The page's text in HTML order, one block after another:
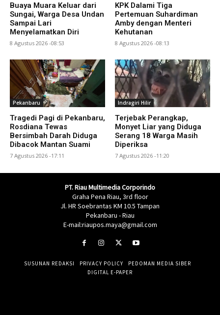
Buaya Muara Keluar dari
Sungai, Warga Desa Undan
Sampai Lari
Menyelamatkan Diri
8 Agustus 2026 -08:53
KPK Dalami Tiga
Pertemuan Suhardiman
Amby dengan Menteri
Kehutanan
8 Agustus 2026 -08:13
Pekanbaru
Tragedi Pagi di Pekanbaru,
Rosdiana Tewas
Bersimbah Darah Diduga
Dibacok Mantan Suami
7 Agustus 2026 -17:11
Indragiri Hilir
Terjebak Perangkap,
Monyet Liar yang Diduga
Serang 18 Warga Masih
Diperiksa
7 Agustus 2026 -11:20
PT. Riau Multimedia Corporindo
Graha Pena Riau, 3rd floor
Jl. HR Soebrantas KM 10.5 Tampan
Pekanbaru - Riau
E-mail:riaupos.maya@gmail.com
SUSUNAN REDAKSI PRIVACY POLICY
PEDOMAN MEDIA SIBER
DIGITAL E-PAPER